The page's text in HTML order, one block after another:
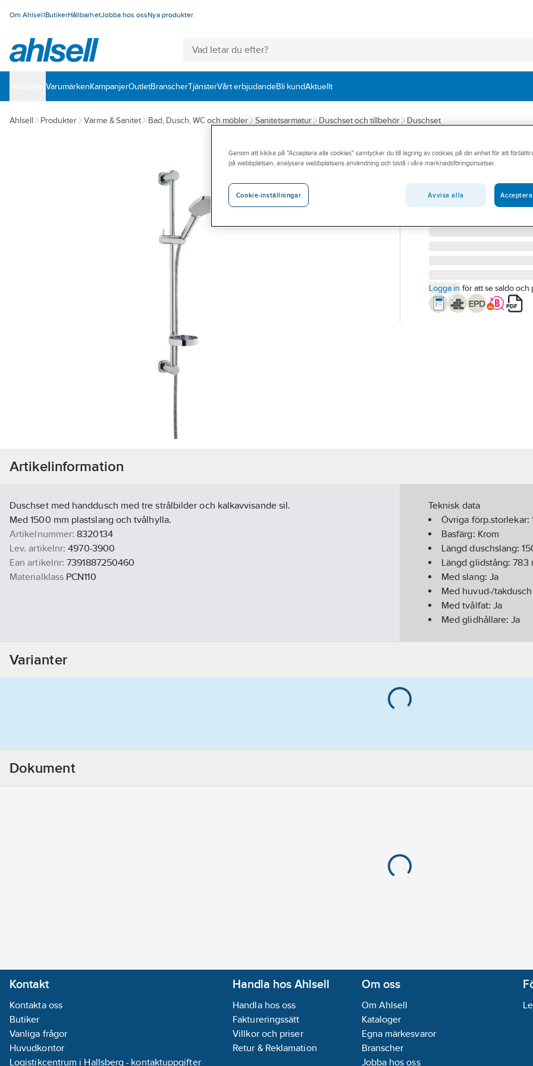
Om AhlsellButikerHållbarhetJobba hos ossNya produkter
VarumärkenKampanjerOutletBranscherTjänsterVårt erbjudandeBli kundAktuellt
Ahlsell Produkter Värme & Sanitet Bad, Dusch, WC och möbler Sanitetsarmatur Duschset och tillbehör Duschset
FMM
Duschset FMM
FMM VISKAN
Artikelnummer:
8320134
4970-3900
Logga in för att se saldo och
Artikelinformation
Duschset med handdusch med tre strålbilder och kalkavvisande sil.
Med 1500 mm plastslang och tvålhylla.
Artikelnummer: 8320134
Lev. artikelnr: 4970-3900
Ean artikelnr: 7391887250460
Materialklass PCN110
Teknisk data
Övriga förp.storlekar:
Basfärg: Krom
Längd duschslang:
Längd glidstång:783
Med slang: Ja
Med huvud-/
Med tvålfat:Ja
Med glidhållare:Ja
Med ringskål:Nej
Varianter
Dokument
Kontakt
Kontakta oss
Butiker
Vanliga frågor
Huvudkontor
Logistikcentrum i Hallsberg - kontaktuppgifter
Handla hos Ahlsell
Handla hos oss
Faktureringssätt
Villkor och priser
Retur & Reklamation
Om oss
Om Ahlsell
Kataloger
Egna märkesvaror
Branscher
Jobba hos oss
Genom att klicka på "Acceptera alla cookies" samtycker du till lagring av cookies på din enhet för att
på webbplatsen, analysera webbplatsens användning och bistå i våra marknadsföringsinsatser.
Cookie-inställningar Avvisa alla